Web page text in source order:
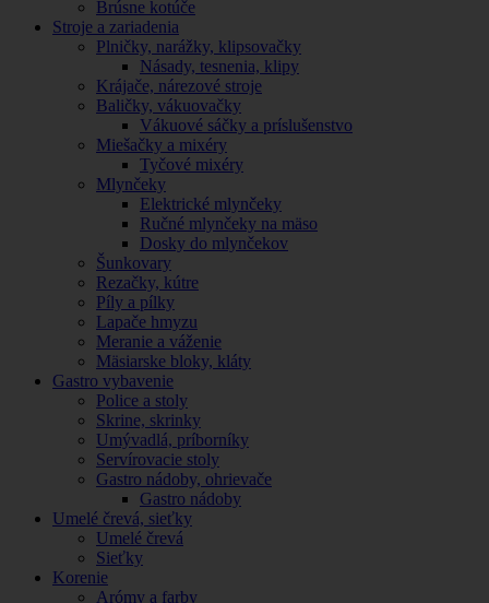
Brúsne kotúče
Stroje a zariadenia
Plničky, narážky, klipsovačky
Násady, tesnenia, klipy
Krájače, nárezové stroje
Baličky, vákuovačky
Vákuové sáčky a príslušenstvo
Miešačky a mixéry
Tyčové mixéry
Mlynčeky
Elektrické mlynčeky
Ručné mlynčeky na mäso
Dosky do mlynčekov
Šunkovary
Rezačky, kútre
Píly a pílky
Lapače hmyzu
Meranie a váženie
Mäsiarske bloky, kláty
Gastro vybavenie
Police a stoly
Skrine, skrinky
Umývadlá, príborníky
Servírovacie stoly
Gastro nádoby, ohrievače
Gastro nádoby
Umelé črevá, sieťky
Umelé črevá
Sieťky
Korenie
Arómy a farby